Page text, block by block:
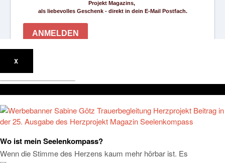
X
Wo ist mein Seelenkompass?
Wenn die Stimme des Herzens kaum mehr hörbar ist. Es